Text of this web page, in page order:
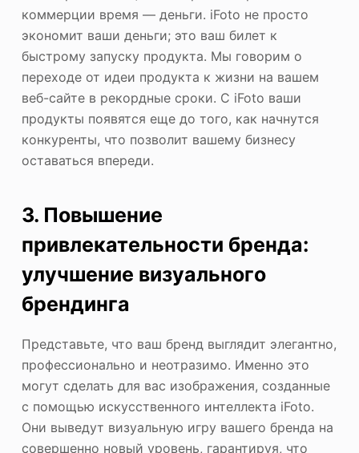
коммерции время — деньги. iFoto не просто
экономит ваши деньги; это ваш билет к
быстрому запуску продукта. Мы говорим о
переходе от идеи продукта к жизни на вашем
веб-сайте в рекордные сроки. С iFoto ваши
продукты появятся еще до того, как начнутся
конкуренты, что позволит вашему бизнесу
оставаться впереди.
3. Повышение
привлекательности бренда:
улучшение визуального
брендинга
Представьте, что ваш бренд выглядит элегантно,
профессионально и неотразимо. Именно это
могут сделать для вас изображения, созданные
с помощью искусственного интеллекта iFoto.
Они выведут визуальную игру вашего бренда на
совершенно новый уровень, гарантируя, что